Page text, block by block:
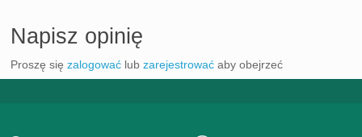
Napisz opinię
Proszę się zalogować lub zarejestrować aby obejrzeć